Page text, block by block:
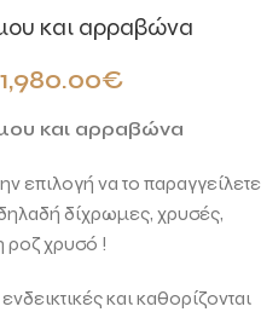
και αρραβώνα
1,980.00€
και αρραβώνα
επιλογή να το παραγγείλετε
δίχρωμες, χρυσές,
ρoζ χρυσό !
και καθορίζονται